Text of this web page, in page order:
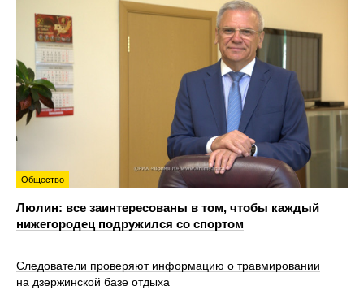
Общество
Люлин: все заинтересованы в том, чтобы каждый
нижегородец подружился со спортом
Следователи проверяют информацию о травмировании
на дзержинской базе отдыха